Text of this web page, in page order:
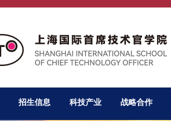
招生信息 科技产业 战略合作